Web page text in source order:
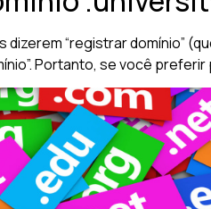
“registrar domínio”
Portanto, se você preferir